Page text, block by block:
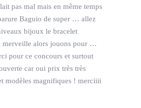
pas mal mais en même temps
Baguio de super … allez
bijoux le bracelet
merveille alors jouons pour …
pour ce concours et surtout
car oui prix très très
modèles magnifiques ! merciiii